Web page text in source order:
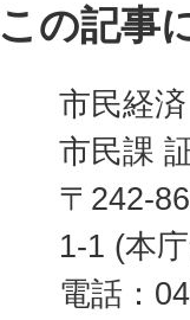
この記事
市民経
市民課
〒242-
1-1 (本
電話：